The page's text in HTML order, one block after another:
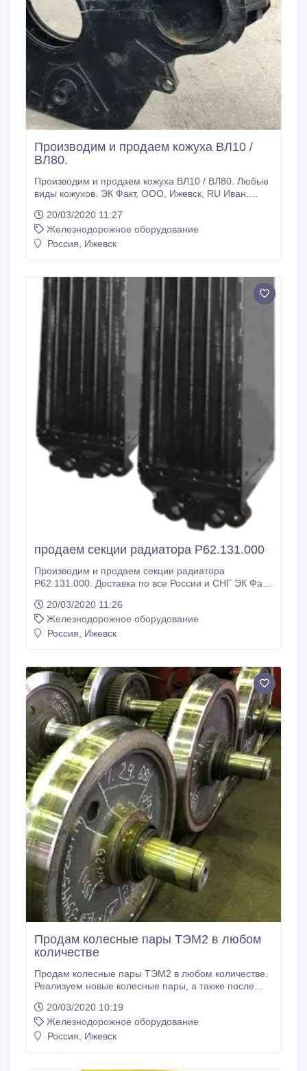
Производим и продаем кожуха ВЛ10 /
ВЛ80.
Производим и продаем кожуха ВЛ10 / ВЛ80. Любые
виды кожухов. ЭК Факт, ООО, Ижевск, RU Иван,
fakt.ru.
20/03/2020 11:27
Железнодорожное оборудование
Россия, Ижевск
продаем секции радиатора Р62.131.000
Производим и продаем секции радиатора
Р62.131.000. Доставка по все России и СНГ ЭК Факт,
918-400 E-mail: info@pkf-fakt.ru.
20/03/2020 11:26
Железнодорожное оборудование
Россия, Ижевск
Продам колесные пары ТЭМ2 в любом
количестве
Продам колесные пары ТЭМ2 в любом количестве.
Реализуем новые колесные пары, а также после
Иван, менеджер Тел: +7 (3412) 918-400 E-mail:
info@pkf-fakt.ru.
20/03/2020 10:19
Железнодорожное оборудование
Россия, Ижевск